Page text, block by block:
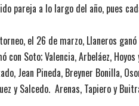
pareja a lo largo del año, pues
el 26 de marzo, Llaneros
Soto; Valencia, Arbeláez,
Jean Pineda, Breyner Bonilla,
y Salcedo. Arenas, Tapiero y